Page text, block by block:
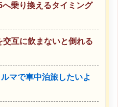
へ乗り換えるタイミング
交互に飲まないと倒れる
マで車中泊旅したいよ